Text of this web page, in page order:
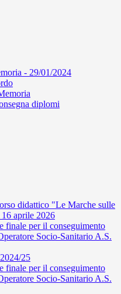
- 29/01/2024
diplomi
didattico "Le Marche sulle
aprile 2026
finale per il conseguimento
Socio-Sanitario A.S.
25
finale per il conseguimento
Socio-Sanitario A.S.